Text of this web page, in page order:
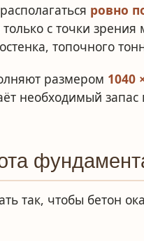
ровно
с точки
топочного
размером 1040
необходимый запас
так, чтобы бетон